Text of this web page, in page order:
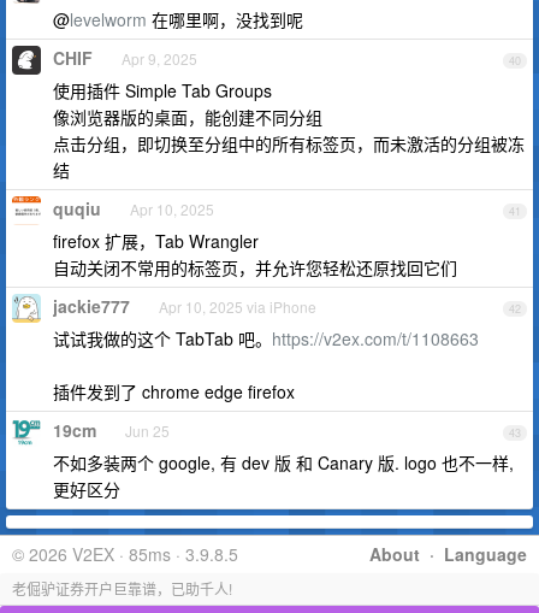
@levelworm 在哪里啊，没找到呢
40
CHIF Apr 9, 2025
使用插件 Simple Tab Groups
像浏览器版的桌面，能创建不同分组
点击分组，即切换至分组中的所有标签页，而未激活的分组被冻
结
41
quqiu Apr 10, 2025
firefox 扩展，Tab Wrangler
自动关闭不常用的标签页，并允许您轻松还原找回它们
42
jackie777 Apr 10, 2025 via iPhone
试试我做的这个 TabTab 吧。 https://v2ex.com/t/1108663
插件发到了 chrome edge firefox
43
19cm Jun 25
不如多装两个 google, 有 dev 版 和 Canary 版. logo 也不一样,
更好区分
About · Language
© 2026 V2EX · 85ms · 3.9.8.5
老倔驴证券开户巨靠谱，已助千人!